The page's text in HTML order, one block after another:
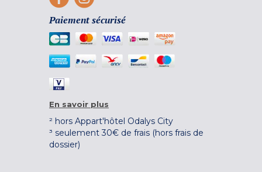
Paiement sécurisé
En savoir plus
² hors Appart'hôtel Odalys City
³ seulement 30€ de frais (hors frais de
dossier)